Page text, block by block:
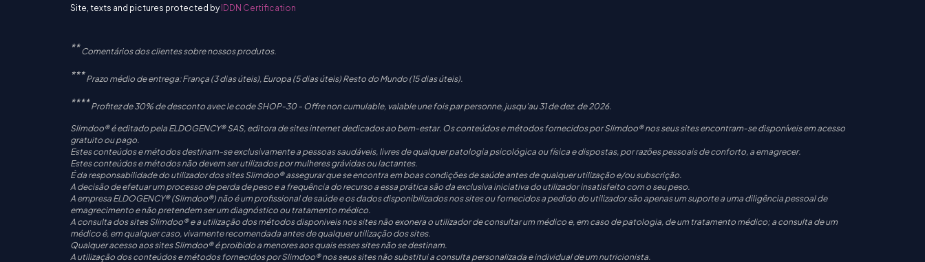
Site, texts and pictures protected by IDDN Certification
** Comentários dos clientes sobre nossos produtos.
*** Prazo médio de entrega: França (3 dias úteis), Europa (5 dias úteis) Resto do Mundo (15 dias úteis).
**** Profitez de 30% de desconto avec le code SHOP-30 - Offre non cumulable, valable une fois par personne, jusqu'au 31 de dez. de 2026.
Slimdoo® é editado pela ELDOGENCY® SAS, editora de sites internet dedicados ao bem-estar. Os conteúdos e métodos fornecidos por Slimdoo® nos seus sites encontram-se disponíveis em acesso
gratuito ou pago.
Estes conteúdos e métodos destinam-se exclusivamente a pessoas saudáveis, livres de qualquer patologia psicológica ou física e dispostas, por razões pessoais de conforto, a emagrecer.
Estes conteúdos e métodos não devem ser utilizados por mulheres grávidas ou lactantes.
É da responsabilidade do utilizador dos sites Slimdoo® assegurar que se encontra em boas condições de saúde antes de qualquer utilização e/ou subscrição.
A decisão de efetuar um processo de perda de peso e a frequência do recurso a essa prática são da exclusiva iniciativa do utilizador insatisfeito com o seu peso.
A empresa ELDOGENCY® (Slimdoo®) não é um profissional de saúde e os dados disponibilizados nos sites ou fornecidos a pedido do utilizador são apenas um suporte a uma diligência pessoal de
emagrecimento e não pretendem ser um diagnóstico ou tratamento médico.
A consulta dos sites Slimdoo® e a utilização dos métodos disponiveis nos sites não exonera o utilizador de consultar um médico e, em caso de patologia, de um tratamento médico; a consulta de um
médico é, em qualquer caso, vivamente recomendada antes de qualquer utilização dos sites.
Qualquer acesso aos sites Slimdoo® é proibido a menores aos quais esses sites não se destinam.
A utilização dos conteúdos e métodos fornecidos por Slimdoo® nos seus sites não substitui a consulta personalizada e individual de um nutricionista.